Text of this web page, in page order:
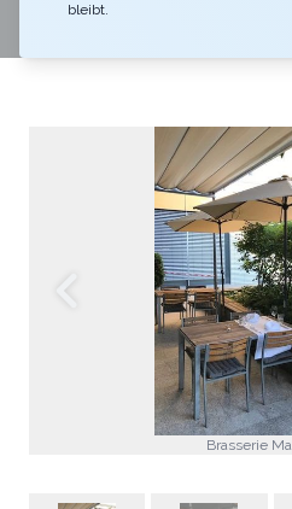
einzigartiges Angebot, für
Brasserie
bleibt.